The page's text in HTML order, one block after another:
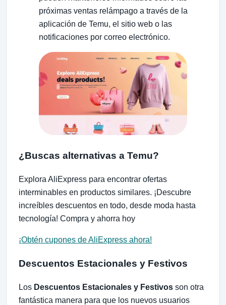
próximas ventas relámpago a través de la
aplicación de Temu, el sitio web o las
notificaciones por correo electrónico.
¿Buscas alternativas a Temu?
Explora AliExpress para encontrar ofertas
interminables en productos similares. ¡Descubre
increíbles descuentos en todo, desde moda hasta
tecnología! Compra y ahorra hoy
¡Obtén cupones de AliExpress ahora!
Descuentos Estacionales y Festivos
Los Descuentos Estacionales y Festivos son otra
fantástica manera para que los nuevos usuarios